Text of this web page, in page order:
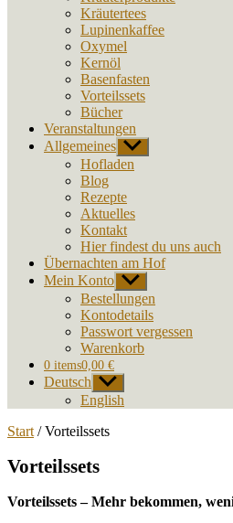
Kräutertees
Lupinenkaffee
Oxymel
Kernöl
Basenfasten
Vorteilssets
Bücher
Veranstaltungen
Allgemeines Untermenü
anzeigen
Hofladen
Blog
Rezepte
Aktuelles
Kontakt
Hier findest du uns auch
Übernachten am Hof
Mein Konto Untermenü
anzeigen
Bestellungen
Kontodetails
Passwort vergessen
Warenkorb
0 items0,00 €
Deutsch Untermenü
anzeigen
English
Start / Vorteilssets
Vorteilssets
Vorteilssets – Mehr bekommen,